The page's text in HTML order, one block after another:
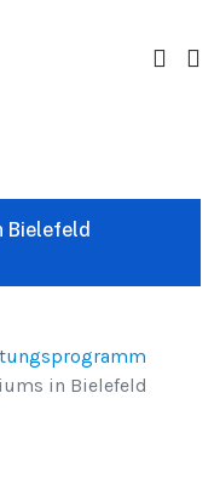
Bielefeld
in Bielefeld